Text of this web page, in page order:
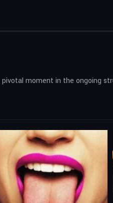
moment in the ongoing